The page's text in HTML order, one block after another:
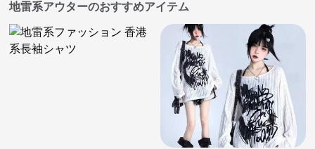
地雷系アウターのおすすめアイテム